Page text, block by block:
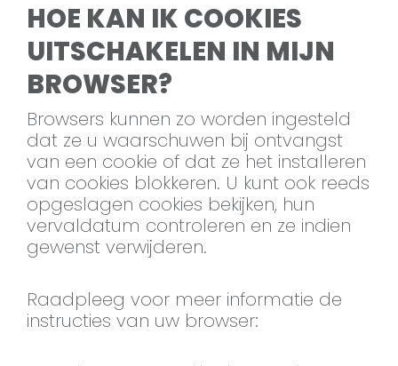
HOE KAN IK COOKIES
UITSCHAKELEN IN MIJN
BROWSER?
Browsers kunnen zo worden ingesteld
dat ze u waarschuwen bij ontvangst
van een cookie of dat ze het installeren
van cookies blokkeren. U kunt ook reeds
opgeslagen cookies bekijken, hun
vervaldatum controleren en ze indien
gewenst verwijderen.
Raadpleeg voor meer informatie de
instructies van uw browser: